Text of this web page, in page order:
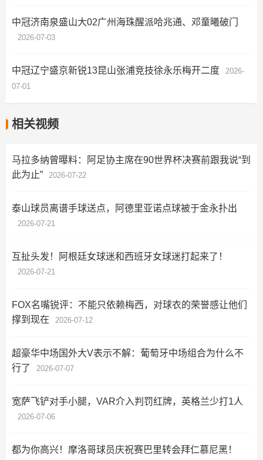
中冠济南泉盛山大02广州海珠醒派哈兆通、邓童曦破门
2026-07-03
中冠辽宁盛京新锐13昆山张浦竞技徐永乐梅开二度
2026-
07-01
相关视频
马拉多纳曾曝料：阿足协主席在90世界杯决赛前跟我说“到
此为止”
2026-07-22
泰山球员离谱手球送点，阿德里亚诺点球被于金永扑出
2026-07-21
互扯头发！阿根廷女球迷和西班牙女球迷打起来了！
2026-07-21
FOX名嘴锐评：不能只依赖梅西，对球衣的荣誉感让他们
撑到现在
2026-07-12
超豪华中场国外大V表示不解：葡萄牙中场组合为什么不
行了
2026-07-07
宽萨飞铲对手小腿，VAR介入判罚红牌，英格兰少打1人
2026-07-06
都为你高兴！摩洛哥球员庆祝赛巴里转会拜仁慕尼黑！